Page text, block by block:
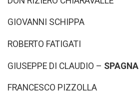
GIOVANNI SCHIPPA
ROBERTO FATIGATI
GIUSEPPE DI CLAUDIO – SPAGNA
FRANCESCO PIZZOLLA